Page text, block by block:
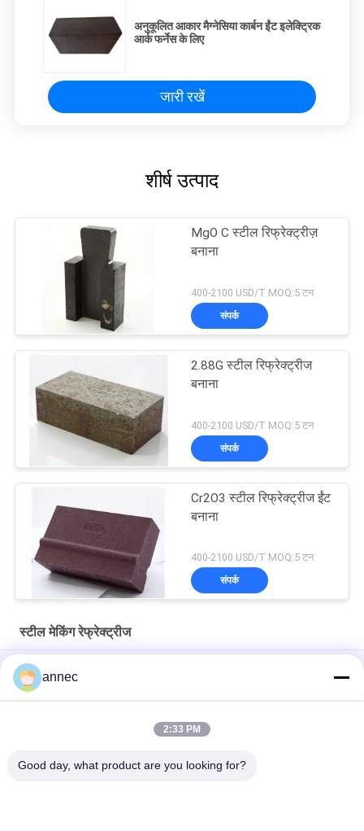
अनुकूलित आकार मैग्नेसिया कार्बन ईंट इलेक्ट्रिक
आर्क फर्नेस के लिए
जारी रखें
शीर्ष उत्पाद
MgO C स्टील रिफ्रेक्ट्रीज़
बनाना
400-2100 USD/T MOQ:5 टन
संपर्क
2.88G स्टील रिफ्रेक्ट्रीज
बनाना
400-2100 USD/T MOQ:5 टन
संपर्क
Cr2O3 स्टील रिफ्रेक्ट्रीज ईंट
बनाना
400-2100 USD/T MOQ:5 टन
संपर्क
स्टील मेकिंग रेफ्रेक्ट्रीज
अनुकूलित आकार मैग्नेसिया कार्बन ईंट इलेक्ट्रिक आर्क फर्नेस के लिए
गनिंग मटेरियल स्प्रे पेंट 0.5 सीएओ 2 स्टील मेकिंग रिफ्रेक्ट्रीज
इंसुलेटिंग सिरेमिक फायर बोर्ड स्टील मेकिंग रेफ्रेक्ट्रीज/सिरेमिक फाइबर बोर्ड/
annec
2:33 PM
Good day, what product are you looking for?